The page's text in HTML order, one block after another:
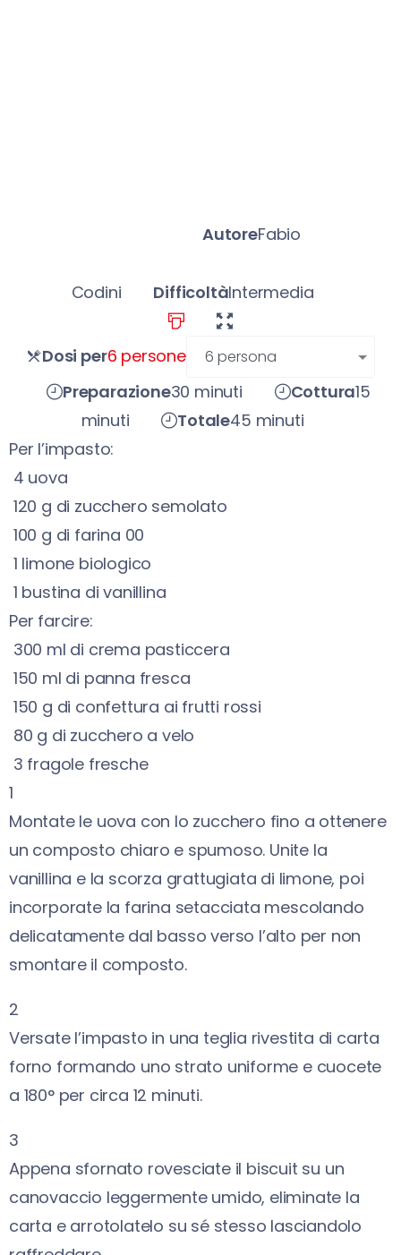
AutoreFabio
Codini DifficoltàIntermedia
Dosi per6 personepersone
Preparazione30 minuti Cottura15
minuti
Totale45 minuti
Per l’impasto:
4 uova
120 g di zucchero semolato
100 g di farina 00
1 limone biologico
1 bustina di vanillina
Per farcire:
300 ml di crema pasticcera
150 ml di panna fresca
150 g di confettura ai frutti rossi
80 g di zucchero a velo
3 fragole fresche
1
Montate le uova con lo zucchero fino a ottenere
un composto chiaro e spumoso. Unite la
vanillina e la scorza grattugiata di limone, poi
incorporate la farina setacciata mescolando
delicatamente dal basso verso l’alto per non
smontare il composto.
2
Versate l’impasto in una teglia rivestita di carta
forno formando uno strato uniforme e cuocete
a 180° per circa 12 minuti.
3
Appena sfornato rovesciate il biscuit su un
canovaccio leggermente umido, eliminate la
carta e arrotolatelo su sé stesso lasciandolo